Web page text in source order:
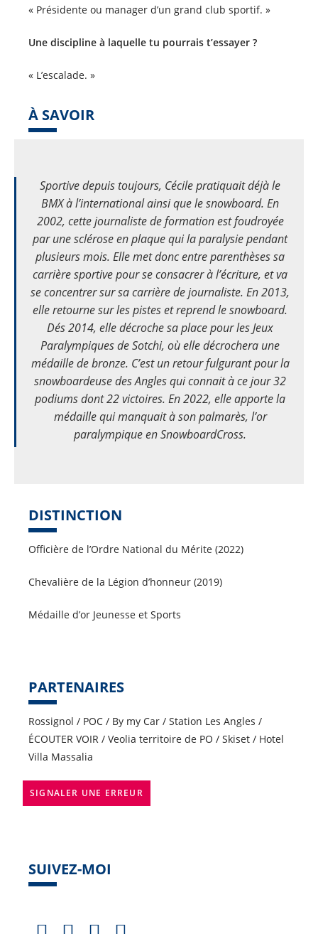
« Présidente ou manager d’un grand club sportif. »
Une discipline à laquelle tu pourrais t’essayer ?
« L’escalade. »
À SAVOIR
Sportive depuis toujours, Cécile pratiquait déjà le
BMX à l’international ainsi que le snowboard. En
2002, cette journaliste de formation est foudroyée
par une sclérose en plaque qui la paralysie pendant
plusieurs mois. Elle met donc entre parenthèses sa
carrière sportive pour se consacrer à l’écriture, et va
se concentrer sur sa carrière de journaliste. En 2013,
elle retourne sur les pistes et reprend le snowboard.
Dés 2014, elle décroche sa place pour les Jeux
Paralympiques de Sotchi, où elle décrochera une
médaille de bronze. C’est un retour fulgurant pour la
snowboardeuse des Angles qui connait à ce jour 32
podiums dont 22 victoires. En 2022, elle apporte la
médaille qui manquait à son palmarès, l’or
paralympique en SnowboardCross.
DISTINCTION
Officière de l’Ordre National du Mérite (2022)
Chevalière de la Légion d’honneur (2019)
Médaille d’or Jeunesse et Sports
PARTENAIRES
Rossignol / POC / By my Car / Station Les Angles /
ÉCOUTER VOIR / Veolia territoire de PO / Skiset / Hotel
Villa Massalia
SIGNALER UNE ERREUR
SUIVEZ-MOI